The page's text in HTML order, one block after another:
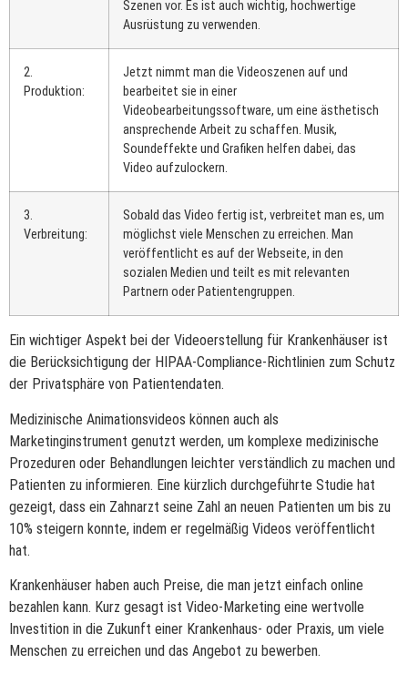
Szenen vor. Es ist auch wichtig, hochwertige
Ausrüstung zu verwenden.
2.
Produktion:
Jetzt nimmt man die Videoszenen auf und
bearbeitet sie in einer
Videobearbeitungssoftware, um eine ästhetisch
ansprechende Arbeit zu schaffen. Musik,
Soundeffekte und Grafiken helfen dabei, das
Video aufzulockern.
3.
Verbreitung:
Sobald das Video fertig ist, verbreitet man es, um
möglichst viele Menschen zu erreichen. Man
veröffentlicht es auf der Webseite, in den
sozialen Medien und teilt es mit relevanten
Partnern oder Patientengruppen.
Ein wichtiger Aspekt bei der Videoerstellung für Krankenhäuser ist
die Berücksichtigung der HIPAA-Compliance-Richtlinien zum Schutz
der Privatsphäre von Patientendaten.
Medizinische Animationsvideos können auch als
Marketinginstrument genutzt werden, um komplexe medizinische
Prozeduren oder Behandlungen leichter verständlich zu machen und
Patienten zu informieren. Eine kürzlich durchgeführte Studie hat
gezeigt, dass ein Zahnarzt seine Zahl an neuen Patienten um bis zu
10% steigern konnte, indem er regelmäßig Videos veröffentlicht
hat.
Krankenhäuser haben auch Preise, die man jetzt einfach online
bezahlen kann. Kurz gesagt ist Video-Marketing eine wertvolle
Investition in die Zukunft einer Krankenhaus- oder Praxis, um viele
Menschen zu erreichen und das Angebot zu bewerben.